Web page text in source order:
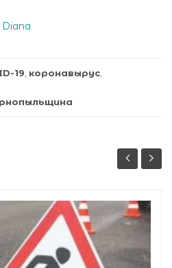
Diana
19 коронавырус